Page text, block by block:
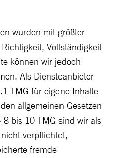
wurden mit größter
Vollständigkeit
können wir jedoch
Als Diensteanbieter
TMG für eigene Inhalte
allgemeinen Gesetzen
bis 10 TMG sind wir als
verpflichtet,
fremde